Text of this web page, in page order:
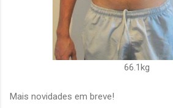
66.1kg
Mais novidades em breve!